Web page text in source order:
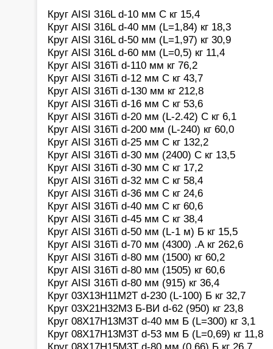
Круг AISI 316L d-10 мм С кг 15,4
Круг AISI 316L d-40 мм (L=1,84) кг 18,3
Круг AISI 316L d-50 мм (L=1,97) кг 30,9
Круг AISI 316L d-60 мм (L=0,5) кг 11,4
Круг AISI 316Ti d-110 мм кг 76,2
Круг AISI 316Ti d-12 мм С кг 43,7
Круг AISI 316Ti d-130 мм кг 212,8
Круг AISI 316Ti d-16 мм С кг 53,6
Круг AISI 316Ti d-20 мм (L-2.42) С кг 6,1
Круг AISI 316Ti d-200 мм (L-240) кг 60,0
Круг AISI 316Ti d-25 мм С кг 132,2
Круг AISI 316Ti d-30 мм (2400) С кг 13,5
Круг AISI 316Ti d-30 мм С кг 17,2
Круг AISI 316Ti d-32 мм С кг 58,4
Круг AISI 316Ti d-36 мм С кг 24,6
Круг AISI 316Ti d-40 мм С кг 60,6
Круг AISI 316Ti d-45 мм С кг 38,4
Круг AISI 316Ti d-50 мм (L-1 м) Б кг 15,5
Круг AISI 316Ti d-70 мм (4300) .А кг 262,6
Круг AISI 316Ti d-80 мм (1500) кг 60,2
Круг AISI 316Ti d-80 мм (1505) кг 60,6
Круг AISI 316Ti d-80 мм (915) кг 36,4
Круг 03Х13Н11М2Т d-230 (L-100) Б кг 32,7
Круг 03Х21Н32М3 Б-ВИ d-62 (950) кг 23,8
Круг 08Х17Н13М3Т d-40 мм Б (L=300) кг 3,1
Круг 08Х17Н13М3Т d-53 мм Б (L=0,69) кг 11,8
Круг 08Х17Н15М3Т d-80 мм (0,66) Б кг 26,7